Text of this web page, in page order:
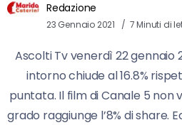
Redazione
23 Gennaio 2021 7 Minuti di
Ascolti Tv venerdì 22 gennaio
intorno chiude al 16.8%
puntata. Il film di Canale 5 non
grado raggiunge l’8% di share.